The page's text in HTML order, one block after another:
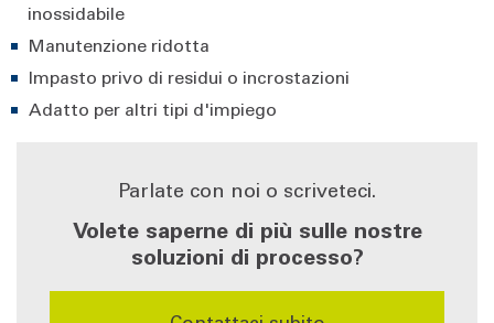
inossidabile
Manutenzione ridotta
Impasto privo di residui o incrostazioni
Adatto per altri tipi d'impiego
Parlate con noi o scriveteci.
Volete saperne di più sulle nostre
soluzioni di processo?